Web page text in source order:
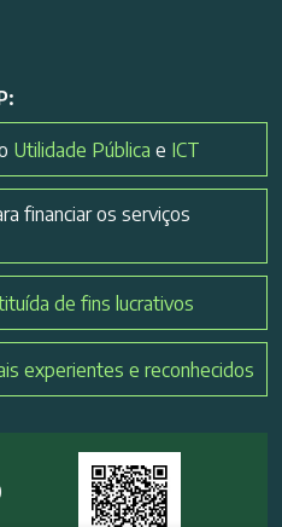
Utilidade Pública e ICT
financiar os serviços
de fins lucrativos
experientes e reconhecidos